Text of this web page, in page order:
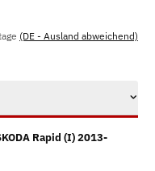
(DE - Ausland abweichend)
Rapid (I) 2013-